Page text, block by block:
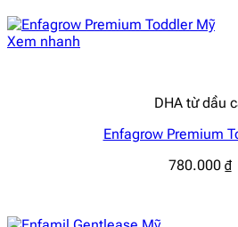
Xem nhanh
DHA từ dầu
Enfagrow Premium
780.000 ₫